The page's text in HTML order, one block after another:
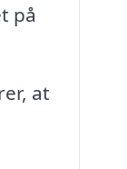
på
at